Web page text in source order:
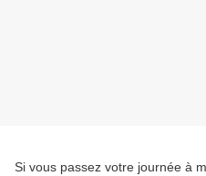
Si vous passez votre journée à